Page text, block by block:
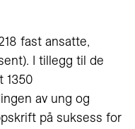
fast ansatte,
I tillegg til de
1350
av ung og
på suksess for